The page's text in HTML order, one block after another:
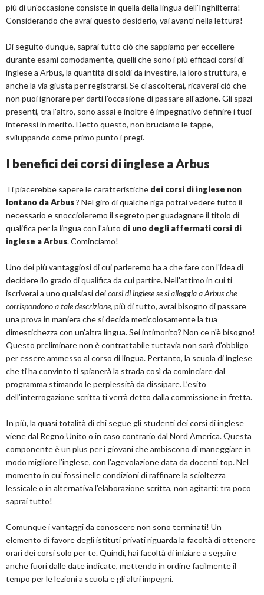
più di un'occasione consiste in quella della lingua dell'Inghilterra!
Considerando che avrai questo desiderio, vai avanti nella lettura!
Di seguito dunque, saprai tutto ciò che sappiamo per eccellere
durante esami comodamente, quelli che sono i più efficaci corsi di
inglese a Arbus, la quantità di soldi da investire, la loro struttura, e
anche la via giusta per registrarsi. Se ci ascolterai, ricaverai ciò che
non puoi ignorare per darti l'occasione di passare all'azione. Gli spazi
presenti, tra l'altro, sono assai e inoltre è impegnativo definire i tuoi
interessi in merito. Detto questo, non bruciamo le tappe,
sviluppando come primo punto i pregi.
I benefici dei corsi di inglese a Arbus
Ti piacerebbe sapere le caratteristiche dei corsi di inglese non
lontano da Arbus? Nel giro di qualche riga potrai vedere tutto il
necessario e snoccioleremo il segreto per guadagnare il titolo di
qualifica per la lingua con l'aiuto di uno degli affermati corsi di
inglese a Arbus. Cominciamo!
Uno dei più vantaggiosi di cui parleremo ha a che fare con l'idea di
decidere ilo grado di qualifica da cui partire. Nell'attimo in cui ti
iscriverai a uno qualsiasi deicorsi di inglese se si alloggia a Arbus che
corrispondono a tale descrizione, più di tutto, avrai bisogno di passare
una prova in maniera che si decida meticolosamente la tua
dimestichezza con un'altra lingua. Sei intimorito? Non ce n'è bisogno!
Questo preliminare non è contrattabile tuttavia non sarà d'obbligo
per essere ammesso al corso di lingua. Pertanto, la scuola di inglese
che ti ha convinto ti spianerà la strada così da cominciare dal
programma stimando le perplessità da dissipare. L’esito
dell'interrogazione scritta ti verrà detto dalla commissione in fretta.
In più, la quasi totalità di chi segue gli studenti dei corsi di inglese
viene dal Regno Unito o in caso contrario dal Nord America. Questa
componente è un plus per i giovani che ambiscono di maneggiare in
modo migliore l'inglese, con l'agevolazione data da docenti top. Nel
momento in cui fossi nelle condizioni di raffinare la scioltezza
lessicale o in alternativa l'elaborazione scritta, non agitarti: tra poco
saprai tutto!
Comunque i vantaggi da conoscere non sono terminati! Un
elemento di favore degli istituti privati riguarda la facoltà di ottenere
orari dei corsi solo per te. Quindi, hai facoltà di iniziare a seguire
anche fuori dalle date indicate, mettendo in ordine facilmente il
tempo per le lezioni a scuola e gli altri impegni.